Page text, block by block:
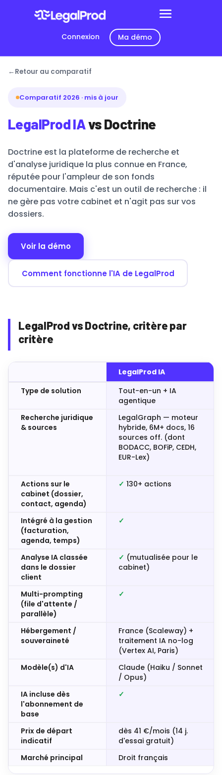
Connexion Ma démo
Retour au comparatif
Comparatif 2026 · mis à jour
LegalProd IAvs Doctrine
Doctrine est la plateforme de recherche et
d'analyse juridique la plus connue en France,
réputée pour l'ampleur de son fonds
documentaire. Mais c'est un outil de recherche : il
ne gère pas votre cabinet et n'agit pas sur vos
dossiers.
Voir la démo
Comment fonctionne l'IA de LegalProd
LegalProd vs Doctrine, critère par
critère
LegalProd IA
Type de solution
Tout-en-un + IA
agentique
Recherche juridique
& sources
LegalGraph — moteur
hybride, 6M+ docs, 16
sources off. (dont
BODACC, BOFiP, CEDH,
EUR-Lex)
Actions sur le
cabinet (dossier,
contact, agenda)
✓ 130+ actions
Intégré à la gestion
(facturation,
agenda, temps)
✓
Analyse IA classée
dans le dossier
client
✓ (mutualisée pour le
cabinet)
Multi-prompting
(file d'attente /
parallèle)
✓
Hébergement /
souveraineté
France (Scaleway) +
traitement IA no-log
(Vertex AI, Paris)
Modèle(s) d'IA
Claude (Haiku / Sonnet
/ Opus)
IA incluse dès
l'abonnement de
base
✓
Prix de départ
indicatif
dès 41 €/mois (14 j.
d'essai gratuit)
Marché principal
Droit français